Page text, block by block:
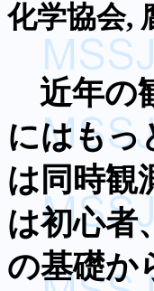
化学協会,
近年の
にはもっ
は同時観
は初心者
の基礎か